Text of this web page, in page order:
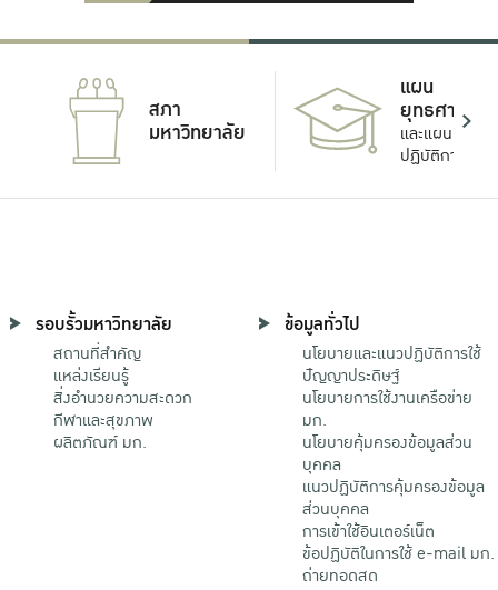
สภา
มหาวิทยาลัย
แผน
ยุทธศาสตร์
และแผน
ปฏิบัติการ
รอบรั้วมหาวิทยาลัย
สถานที่สำคัญ
แหล่งเรียนรู้
สิ่งอำนวยความสะดวก
กีฬาและสุขภาพ
ผลิตภัณฑ์ มก.
ข้อมูลทั่วไป
นโยบายและแนวปฏิบัติการใช้
ปัญญาประดิษฐ์
นโยบายการใช้งานเครือข่าย
มก.
นโยบายคุ้มครองข้อมูลส่วน
บุคคล
แนวปฏิบัติการคุ้มครองข้อมูล
ส่วนบุคคล
การเข้าใช้อินเตอร์เน็ต
ข้อปฏิบัติในการใช้ e-mail มก.
ถ่ายทอดสด